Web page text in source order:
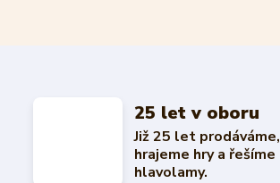
25 let v oboru
Již 25 let prodáváme,
hrajeme hry a řešíme
hlavolamy.